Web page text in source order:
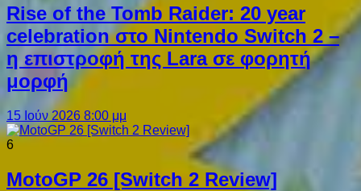
Rise of the Tomb Raider: 20 year
celebration στο Nintendo Switch 2 –
η επιστροφή της Lara σε φορητή
μορφή
15 Ιούν 2026 8:00 μμ
6
MotoGP 26 [Switch 2 Review]